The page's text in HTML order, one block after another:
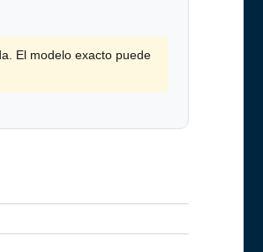
El modelo exacto puede